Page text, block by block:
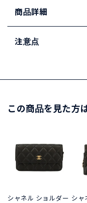
商品詳細
注意点
この商品を見た方
シャネル ショルダー シャ